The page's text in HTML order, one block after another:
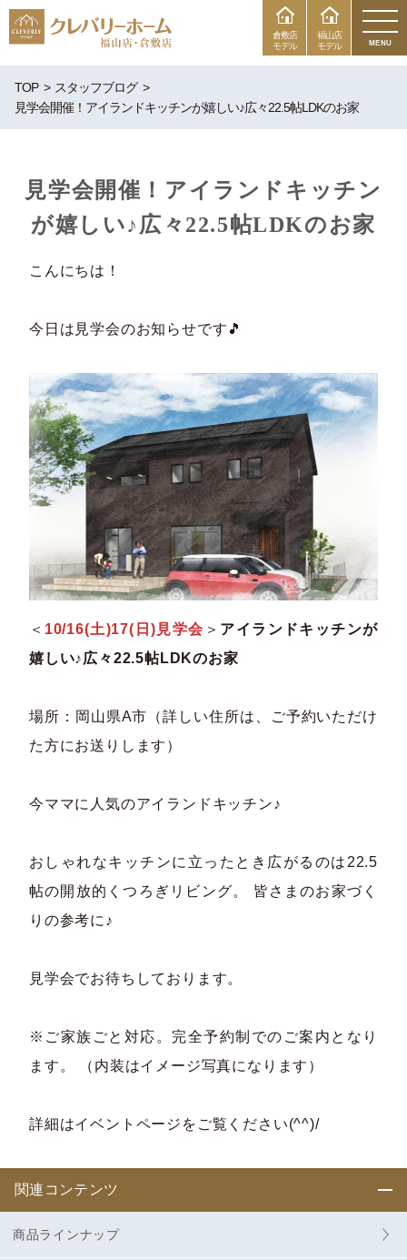
福山店
モデル
倉敷店
モデル
MENU
TOP
スタッフブログ
見学会開催！アイランドキッチンが嬉しい♪広々22.5帖LDKのお家
見学会開催！アイランドキッチン
が嬉しい♪広々22.5帖LDKのお家
こんにちは！
今日は見学会のお知らせです🎵
＜ 10/16(土)17(日)見学会 ＞ アイランドキッチンが
嬉しい♪広々22.5帖LDKのお家
場所：岡山県A市（詳しい住所は、ご予約いただけ
た方にお送りします）
今ママに人気のアイランドキッチン♪
おしゃれなキッチンに立ったとき広がるのは22.5
帖の開放的くつろぎリビング。 皆さまのお家づく
りの参考に♪
見学会でお待ちしております。
※ご家族ごと対応。完全予約制でのご案内となり
ます。 （内装はイメージ写真になります）
詳細はイベントページをご覧ください(^^)/
関連コンテンツ
商品ラインナップ